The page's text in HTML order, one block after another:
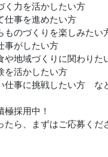
く力を活かしたい方
仕事を進めたい方
ものづくりを楽しみたい
事がしたい方
や地域づくりに関わりた
を活かしたい方
仕事に挑戦したい方 な
採用中！
たら、まずはご応募くだ